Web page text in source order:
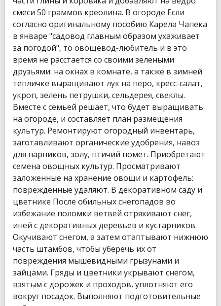
смеси 50 граммов креолина. В огороде Если
согласно оригинальному пособию Карела Чапека
в январе "садовод главным образом ухаживает
за погодой", то овощевод-любитель и в это
время не расстается со своими зелеными
друзьями: на окнах в комнате, а также в зимней
тепличке выращивают лук на перо, кресс-салат,
укроп, зелень петрушки, сельдерея, свеклы.
Вместе с семьей решает, что будет выращивать
на огороде, и составляет план размещения
культур. Ремонтируют огородный инвентарь,
заготавливают органические удобрения, навоз
для парников, золу, птичий помет. Приобретают
семена овощных культур. Просматривают
заложенные на хранение овощи и картофель:
поврежденные удаляют. В декоративном саду и
цветнике После обильных снегопадов во
избежание поломки ветвей отряхивают снег,
иней с декоративных деревьев и кустарников.
Окучивают снегом, а затем отаптывают нижнюю
часть штамбов, чтобы уберечь их от
повреждения мышевидными грызунами и
зайцами. Гряды и цветники укрывают снегом,
взятым с дорожек и проходов, уплотняют его
вокруг посадок. Выполняют подготовительные